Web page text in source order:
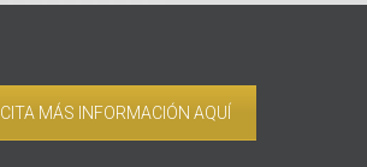
MÁS INFORMACIÓN AQUÍ